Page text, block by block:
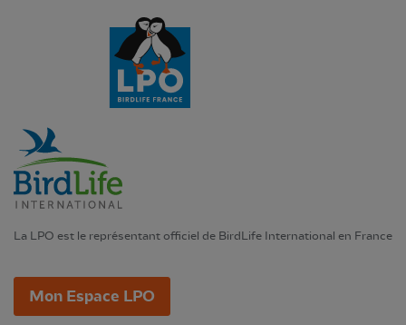
La LPO est le représentant officiel de BirdLife International en France
Mon Espace LPO